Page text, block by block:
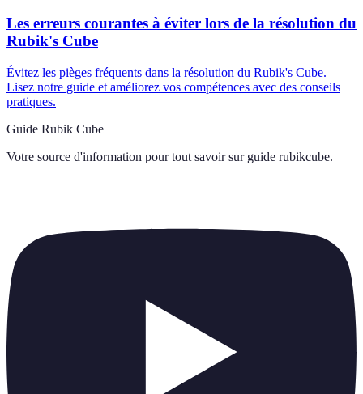
Les erreurs courantes à éviter lors de la résolution du
Rubik's Cube
Évitez les pièges fréquents dans la résolution du Rubik's Cube.
Lisez notre guide et améliorez vos compétences avec des conseils
pratiques.
Guide Rubik Cube
Votre source d'information pour tout savoir sur guide rubikcube.